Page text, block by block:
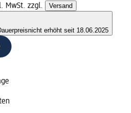
MwSt. zzgl. Versand
nicht erhöht seit 18.06.2025